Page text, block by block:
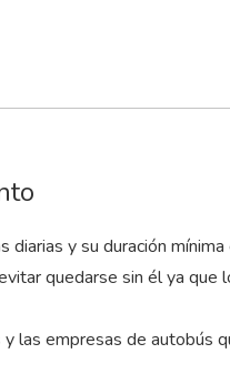
y su duración
quedarse sin él ya que
las empresas de autobús